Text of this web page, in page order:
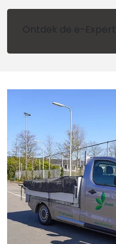
Ontdek de e-Expert